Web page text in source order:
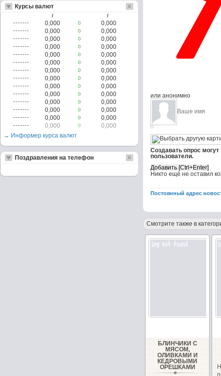
или анонимно
Создавать опрос
пользователи.
Никто ещё не оставил
Постоянный адрес
Смотрите также в
БЛИНЧИКИ С
МЯСОМ,
ОЛИВКАМИ И
КЕДРОВЫМИ
ОРЕШКАМИ
Курсы валют
/ /
0,000 0
0,000
0,000
0
0,000
0,000
0
0,000
0,000
0
0,000
0,000
0
0,000
0,000
0
0,000
0,000
0
0,000
0,000
0
0,000
0,000
0
0,000
0,000
0
0,000
0,000
0
0,000
0,000
0
0,000
0,000
0
0,000
0,000
0
0,000
→ Информер курса валют
Поздравления на телефон